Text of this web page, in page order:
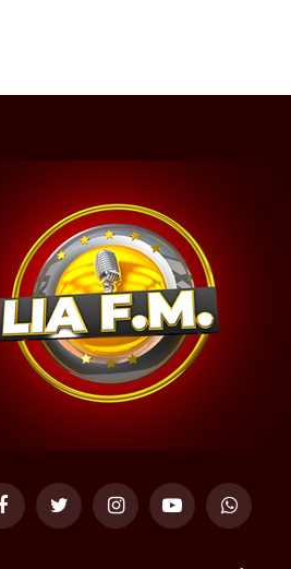
FacebookTwitter InstagramYouTubeWhatsApp